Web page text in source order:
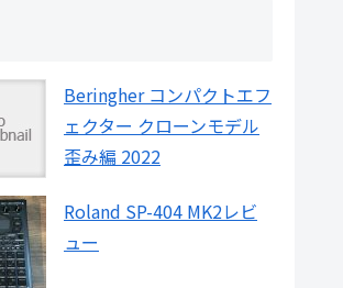
Beringher コンパクトエフ
ェクター クローンモデル
歪み編 2022
Roland SP-404 MK2レビ
ュー